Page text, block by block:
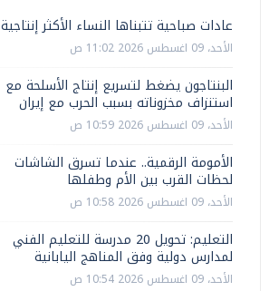
عادات صباحية تتبناها النساء الأكثر إنتاجية
الأحد، 09 اغسطس 2026 11:02 ص
البنتاجون يضغط لتسريع إنتاج الأسلحة مع
استنزاف مخزوناته بسبب الحرب مع إيران
الأحد، 09 اغسطس 2026 10:59 ص
الأمومة الرقمية.. عندما تسرق الشاشات
لحظات القرب بين الأم وطفلها
الأحد، 09 اغسطس 2026 10:58 ص
التعليم: تحويل 20 مدرسة للتعليم الفني
لمدارس دولية وفق المناهج اليابانية
الأحد، 09 اغسطس 2026 10:54 ص